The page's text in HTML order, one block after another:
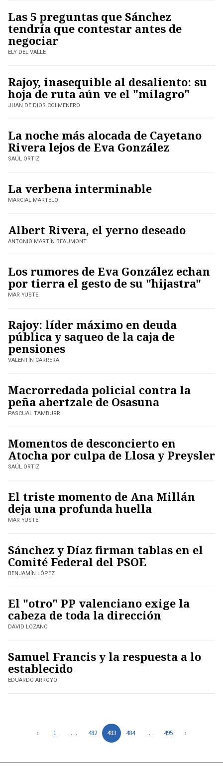
Las 5 preguntas que Sánchez
tendría que contestar antes de
negociar
ELY DEL VALLE
Rajoy, inasequible al desaliento: su
hoja de ruta aún ve el "milagro"
JUAN DE DIOS COLMENERO
La noche más alocada de Cayetano
Rivera lejos de Eva González
SAÚL ORTIZ
La verbena interminable
MARCIAL MARTELO
Albert Rivera, el yerno deseado
ANTONIO MARTÍN BEAUMONT
Los rumores de Eva González echan
por tierra el gesto de su "hijastra"
MAR YUSTE
Rajoy: líder máximo en deuda
pública y saqueo de la caja de
pensiones
VALENTÍN CARRERA
Macrorredada policial contra la
peña abertzale de Osasuna
PASCUAL TAMBURRI
Momentos de desconcierto en
Atocha por culpa de Llosa y Preysler
SAÚL ORTIZ
El triste momento de Ana Millán
deja una profunda huella
MAR YUSTE
Sánchez y Díaz firman tablas en el
Comité Federal del PSOE
BENJAMÍN LÓPEZ
El "otro" PP valenciano exige la
cabeza de toda la dirección
DAVID LOZANO
Samuel Francis y la respuesta a lo
establecido
EDUARDO ARROYO
‹ 1 … 482 483 484 … 495 ›